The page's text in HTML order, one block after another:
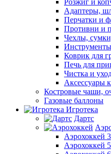
Розжиг и
Адаптеры,
Перчатки и
Противни и
Чехлы,
Коврик для
Печь для
Чистка и
Аксессуары
Костровые чаши,
Газовые баллоны
Игротека
Дартс
Аэрохоккей
Аэрохоккей